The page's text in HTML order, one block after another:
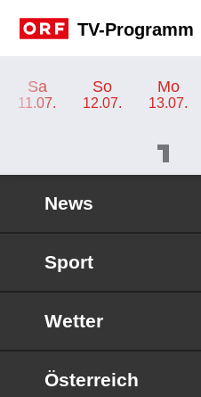
TV-Programm
Sa
11.07.
So
12.07.
Mo
13.07.
News
Sport
Wetter
Österreich